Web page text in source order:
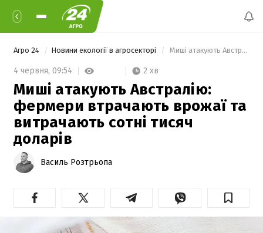
Агро 24 Новини екології в агросекторі Миші атакують Австралію: фермери втрачають врожаї та витрачають сотні тисяч доларів
4 червня, 09:54 2 хв
Миші атакують Австралію:
фермери втрачають врожаї та
витрачають сотні тисяч
доларів
Василь Розтрьопа